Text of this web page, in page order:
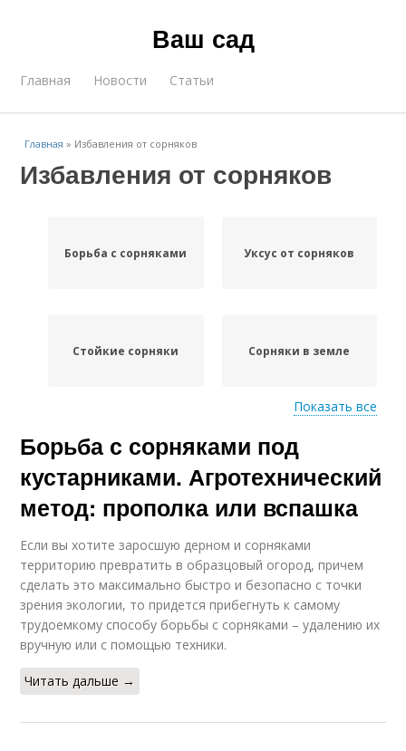
Ваш сад
Главная Новости Статьи
Главная » Избавления от сорняков
Избавления от сорняков
Борьба с сорняками Уксус от сорняков
Стойкие сорняки Сорняки в земле
Сорняки на участке Спирт от сорняков
Вод против сорняков
сорняков
Гербицид от
сорняков
Показать все
Борьба с сорняками под
кустарниками. Агротехнический
метод: прополка или вспашка
Если вы хотите заросшую дерном и сорняками
территорию превратить в образцовый огород, причем
сделать это максимально быстро и безопасно с точки
зрения экологии, то придется прибегнуть к самому
трудоемкому способу борьбы с сорняками – удалению их
вручную или с помощью техники.
Читать дальше →